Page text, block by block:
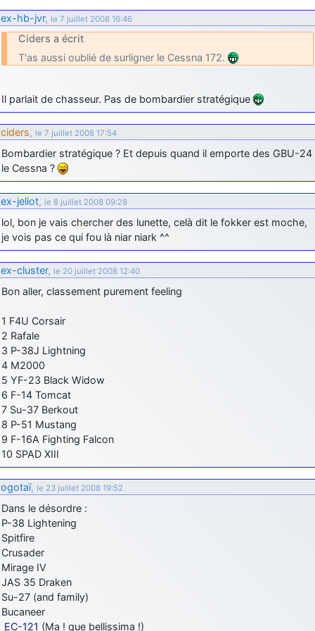
d9pouces: cette fois, c'est le Brésil et Singapour qui mettent le site
par terre
jericho : Ah ben je peux te confirmer que j'étais resté dans le filtre…
manifestement
tout voir
ex-hb-jvr, le 7 juillet 2008 16:46
Ciders a écrit
T'as aussi oublié de surligner le Cessna 172.
Il parlait de chasseur. Pas de bombardier stratégique
ciders, le 7 juillet 2008 17:54
Bombardier stratégique ? Et depuis quand il emporte des GBU-24
le Cessna ?
ex-jeliot, le 8 juillet 2008 09:28
lol, bon je vais chercher des lunette, celà dit le fokker est moche,
je vois pas ce qui fou là niar niark ^^
ex-cluster, le 20 juillet 2008 12:40
Bon aller, classement purement feeling
1 F4U Corsair
2 Rafale
3 P-38J Lightning
4 M2000
5 YF-23 Black Widow
6 F-14 Tomcat
7 Su-37 Berkout
8 P-51 Mustang
9 F-16A Fighting Falcon
10 SPAD XIII
ogotaï, le 23 juillet 2008 19:52
Dans le désordre :
P-38 Lightening
Spitfire
Crusader
Mirage IV
JAS 35 Draken
Su-27 (and family)
Bucaneer
EC-121 (Ma ! que bellissima !)